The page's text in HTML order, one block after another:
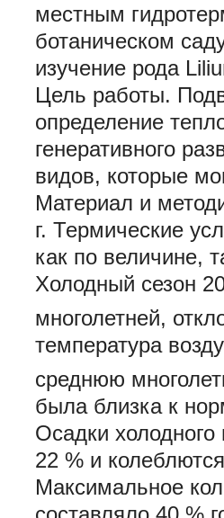
местным
ботаническом
изучение рода
Цель работы.
определение
генеративного
видов, которые
Материал и
г. Термические
как по величине,
Холодный сезон
многолетней,
температура
среднюю
была близка к
Осадки
22 % и
Максимальное